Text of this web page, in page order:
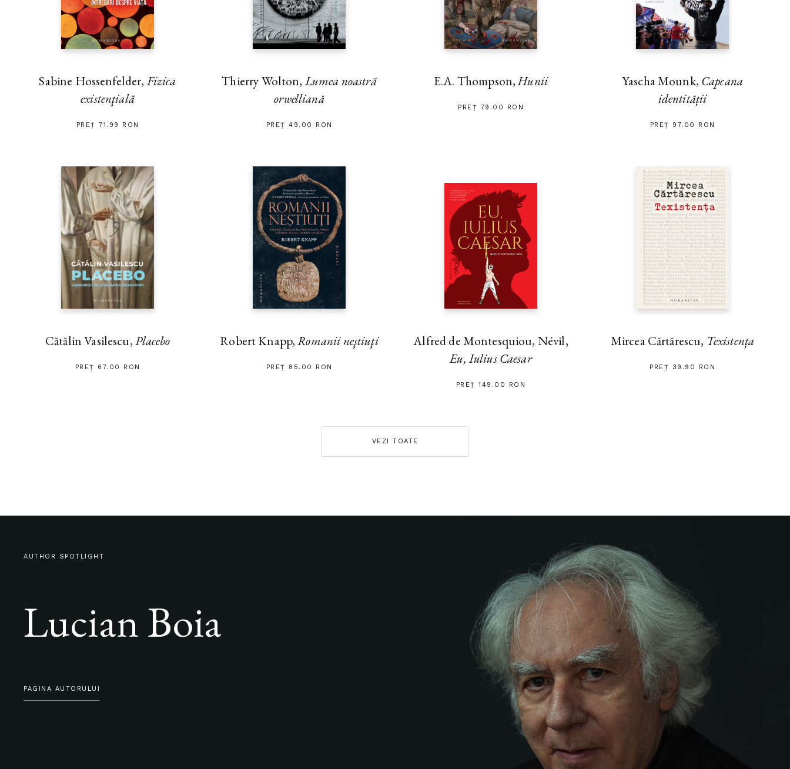
Sabine Hossenfelder, Fizica
existenţială
PREȚ 71.99 RON
Thierry Wolton,Lumea noastră
orwelliană
PREȚ 49.00 RON
E.A. Thompson,Hunii
PREȚ 79.00 RON
Yascha Mounk, Capcana
identității
PREȚ 97.00 RON
Cătălin Vasilescu,Placebo
PREȚ 67.00 RON
Robert Knapp,Romanii neştiuţi
PREȚ 85.00 RON
Alfred de Montesquiou, Névil,
Eu, Iulius Caesar
PREȚ 149.00 RON
Mircea Cărtărescu, Texistența
PREȚ 39.90 RON
VEZI TOATE
AUTHOR SPOTLIGHT
Lucian Boia
PAGINA AUTORULUI